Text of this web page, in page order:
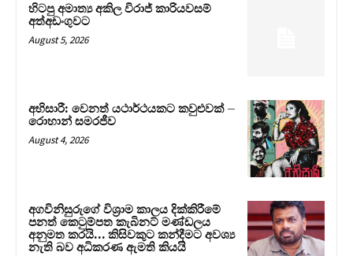
හිටපු අමාත්‍ය අකිල විරාජ් කාරියවසම්
අත්අඩංගුවට
August 5, 2026
අභිසාරී: වෙනත් යථාර්ථයකට කවුළුවක් –
රොහාන් සමරජීව
August 4, 2026
අගවිනිසුරුගේ විශ්‍රාම කාලය දික්කිරීමේ
පනත් කෙටුම්පත කැබිනට් මණ්ඩලය
අනුමත කරයි… කිසිවකුට කන්දීමට අවශ්‍ය
නැති බව අධිකරණ ඇමති කියයි